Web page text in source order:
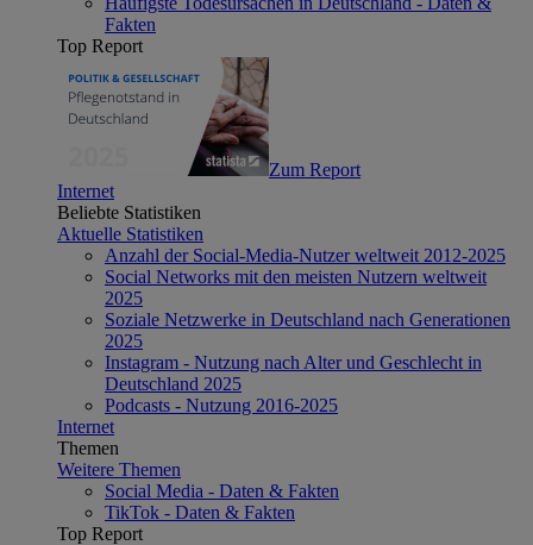
Fakten
Top Report
Zum Report
Internet
Beliebte Statistiken
Aktuelle Statistiken
Anzahl der Social-Media-Nutzer weltweit 2012-2025
Social Networks mit den meisten Nutzern weltweit
2025
Soziale Netzwerke in Deutschland nach Generationen
2025
Instagram - Nutzung nach Alter und Geschlecht in
Deutschland 2025
Podcasts - Nutzung 2016-2025
Internet
Themen
Weitere Themen
Social Media - Daten & Fakten
TikTok - Daten & Fakten
Top Report